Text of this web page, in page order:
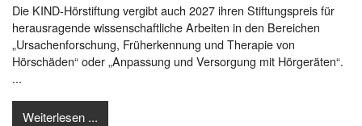
Die KIND-Hörstiftung vergibt auch 2027 ihren Stiftungspreis für
herausragende wissenschaftliche Arbeiten in den Bereichen
„Ursachenforschung, Früherkennung und Therapie von
Hörschäden“ oder „Anpassung und Versorgung mit Hörgeräten“.
...
Weiterlesen ...